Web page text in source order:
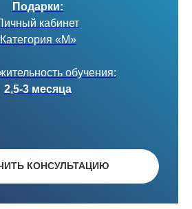
Подарки:
кабинет
Категория «М»
обучения:
2,5-3 месяца
КОНСУЛЬТАЦИЮ